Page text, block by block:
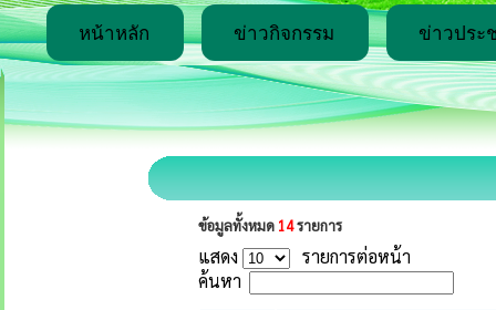
หน้าหลัก ข่าวกิจกรรม ข่าวประ
ข้อมูลทั้งหมด 14รายการ
แสดง
รายการต่อหน้า
ค้นหา